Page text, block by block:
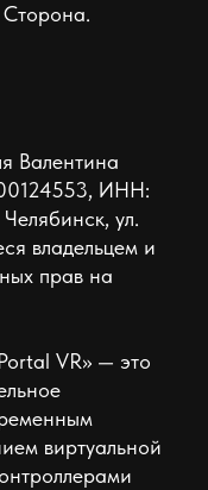
Валентина
ИНН:
ул.
владельцем и
прав на
VR» — это
виртуальной